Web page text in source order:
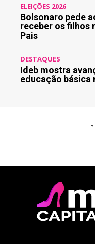
ELEIÇÕES 2026
Bolsonaro pede
receber os filhos
Pais
DESTAQUES
Ideb mostra
educação básica